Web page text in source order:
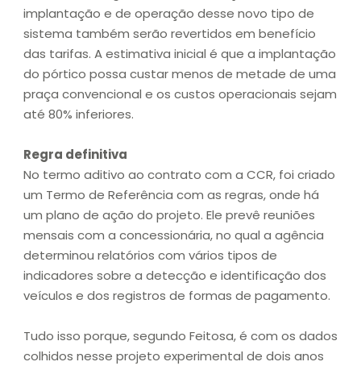
implantação e de operação desse novo tipo de
sistema também serão revertidos em benefício
das tarifas. A estimativa inicial é que a implantação
do pórtico possa custar menos de metade de uma
praça convencional e os custos operacionais sejam
até 80% inferiores.
Regra definitiva
No termo aditivo ao contrato com a CCR, foi criado
um Termo de Referência com as regras, onde há
um plano de ação do projeto. Ele prevê reuniões
mensais com a concessionária, no qual a agência
determinou relatórios com vários tipos de
indicadores sobre a detecção e identificação dos
veículos e dos registros de formas de pagamento.
Tudo isso porque, segundo Feitosa, é com os dados
colhidos nesse projeto experimental de dois anos